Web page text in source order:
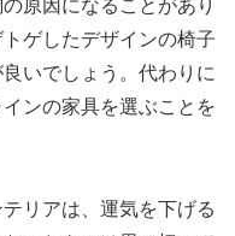
原因になることがあり
ゲしたデザインの椅子
いでしょう。代わりに
ンの家具を選ぶことを
リアは、運気を下げる